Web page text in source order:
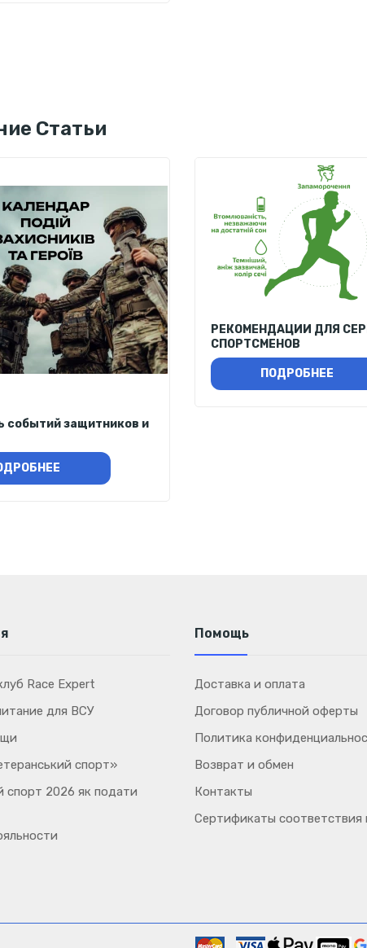
Статьи
событий защитников и
РЕКОМЕНДАЦИИ ДЛЯ
СПОРТСМЕНОВ
ПОДРОБНЕЕ
Race Expert
для ВСУ
спорт»
спорт 2026 як подати
Помощь
Доставка и оплата
Договор публичной оферты
Политика
Возврат и обмен
Контакты
Сертификаты соответствия